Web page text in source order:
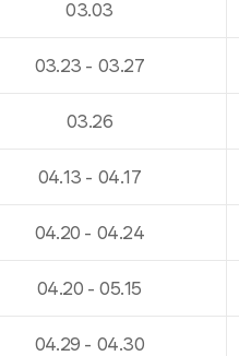
03.03
03.23 - 03.27
03.26
04.13 - 04.17
04.20 - 04.24
04.20 - 05.15
04.29 - 04.30